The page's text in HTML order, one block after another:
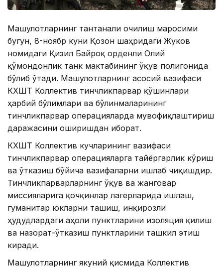
Машғулотларнинг тантанали очилиш маросими
бугун, 8-ноябр куни Қозон шаҳридаги Жуков
номидаги Қизил Байроқ орденли Олий
қўмондонлик танк мактабининг ўқув полигонида
бўлиб ўтади. Машғулотларнинг асосий вазифаси
КХШТ Коллектив тинчликпарвар қўшинлари
ҳарбий бўлимлари ва бўлинмаларининг
тинчликпарвар операцияларда мувофиқлаштириш
даражасини оширишдан иборат.
КХШТ Коллектив кучларининг вазифаси
тинчликпарвар операцияларга тайёргарлик кўриш
ва ўтказиш бўйича вазифаларни ишлаб чиқишдир.
Тинчликпарварларнинг ўқув ва жанговар
миссияларига қочқинлар лагерларида ишлаш,
гуманитар юкларни ташиш, инқирозли
ҳудудлардаги аҳоли пунктларини изоляция қилиш
ва назорат-ўтказиш пунктларини ташкил этиш
киради.
Машғулотларнинг якуний қисмида Коллектив